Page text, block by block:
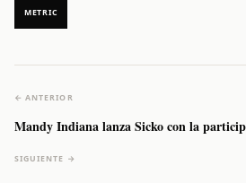
METRIC
← ANTERIOR
Mandy Indiana lanza Sicko con la
SIGUIENTE →